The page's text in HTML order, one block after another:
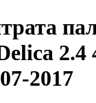
2.4
2017